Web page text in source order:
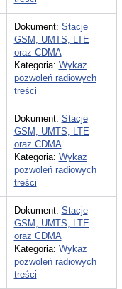
Dokument: Stacje
GSM, UMTS, LTE
oraz CDMA
Kategoria: Wykaz
pozwoleń radiowych
treści
Dokument: Stacje
GSM, UMTS, LTE
oraz CDMA
Kategoria: Wykaz
pozwoleń radiowych
treści
Dokument: Stacje
GSM, UMTS, LTE
oraz CDMA
Kategoria: Wykaz
pozwoleń radiowych
treści